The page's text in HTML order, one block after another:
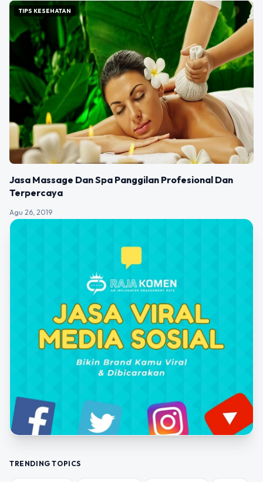
TIPS KESEHATAN
Jasa Massage Dan Spa Panggilan Profesional Dan
Terpercaya
Agu 26, 2019
TRENDING TOPICS